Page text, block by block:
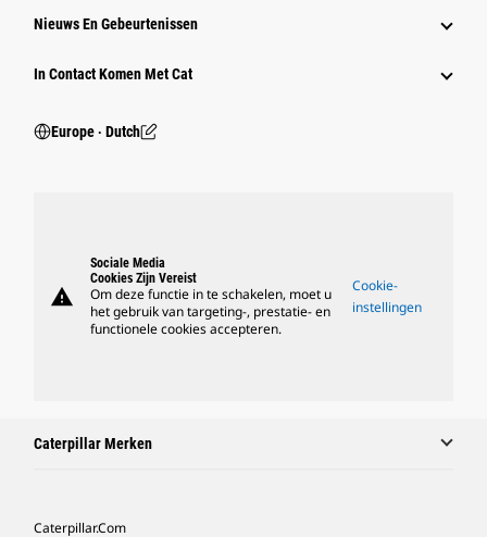
Nieuws En Gebeurtenissen
In Contact Komen Met Cat
Europe ‧ Dutch
warning
Sociale Media
Cookies Zijn Vereist
Om deze functie in te schakelen, moet u
het gebruik van targeting-, prestatie- en
functionele cookies accepteren.
Cookie-
instellingen
Caterpillar Merken
Caterpillar.com